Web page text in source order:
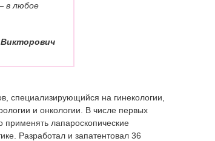
в любое
специализирующийся на гинекологии,
и онкологии. В числе первых
применять лапароскопические
Разработал и запатентовал 36